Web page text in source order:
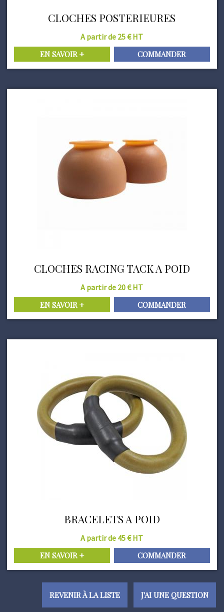
CLOCHES POSTERIEURES
A partir de 25 € HT
EN SAVOIR +
COMMANDER
CLOCHES RACING TACK A POID
A partir de 20 € HT
EN SAVOIR +
COMMANDER
BRACELETS A POID
A partir de 45 € HT
EN SAVOIR +
COMMANDER
REVENIR À LA LISTE J'AI UNE QUESTION